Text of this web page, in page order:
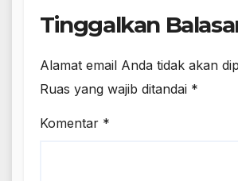
Tinggalkan
Alamat email Anda tidak akan
Ruas yang wajib ditandai *
Komentar *